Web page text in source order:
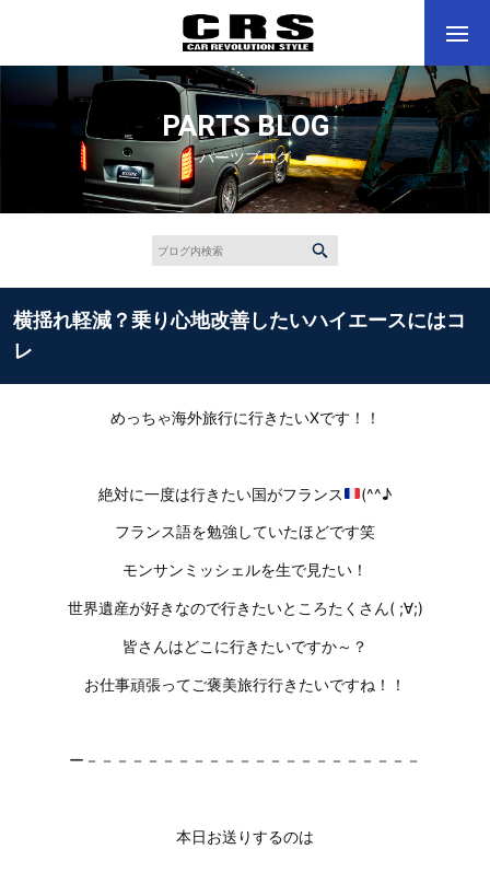
PARTS BLOG
パーツブログ
横揺れ軽減？乗り心地改善したいハイエースにはコ
レ
めっちゃ海外旅行に行きたいXです！！
絶対に一度は行きたい国がフランス (^^♪
フランス語を勉強していたほどです笑
モンサンミッシェルを生で見たい！
世界遺産が好きなので行きたいところたくさん( ;∀;)
皆さんはどこに行きたいですか～？
お仕事頑張ってご褒美旅行行きたいですね！！
ー－－－－－－－－－－－－－－－－－－－－－－
本日お送りするのは